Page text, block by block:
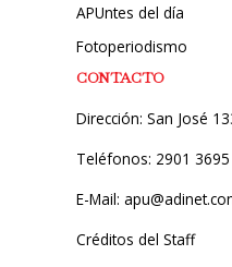
APUntes del día
Fotoperiodismo
CONTACTO
Dirección: San José
Teléfonos: 2901 3695
E-Mail:
Créditos del Staff